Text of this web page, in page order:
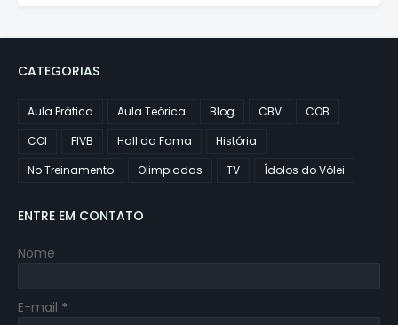
CATEGORIAS
Aula Prática Aula Teórica Blog CBV
COB
COI
FIVB Hall da Fama
História
No Treinamento
Olimpiadas TV Ídolos do Vôlei
ENTRE EM CONTATO
Nome
E-mail *